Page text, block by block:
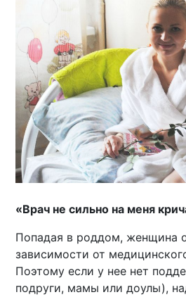
«Врач не сильно на меня
Попадая в роддом, женщина
зависимости от
Поэтому если у нее нет
подруги, мамы или доулы),